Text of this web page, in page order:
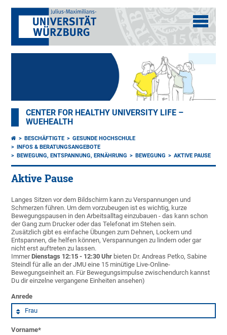
CENTER FOR HEALTHY UNIVERSITY LIFE –
WUEHEALTH
BESCHÄFTIGTE
GESUNDE HOCHSCHULE
INFOS & BERATUNGSANGEBOTE
BEWEGUNG, ENTSPANNUNG, ERNÄHRUNG
BEWEGUNG AKTIVE PAUSE
Aktive Pause
Langes Sitzen vor dem Bildschirm kann zu Verspannungen und
Schmerzen führen. Um dem vorzubeugen ist es wichtig, kurze
Bewegungspausen in den Arbeitsalltag einzubauen - das kann schon
der Gang zum Drucker oder das Telefonat im Stehen sein.
Zusätzlich gibt es einfache Übungen zum Dehnen, Lockern und
Entspannen, die helfen können, Verspannungen zu lindern oder gar
nicht erst auftreten zu lassen.
ImmerDienstags 12:15 - 12:30 Uhr bieten Dr. Andreas Petko, Sabine
Steindl für alle an der JMU eine 15 minütige Live-Online-
Bewegungseinheit an. Für Bewegungsimpulse zwischendurch kannst
Du dir einzelne vergangene Einheiten ansehen)
Anrede
Vorname*